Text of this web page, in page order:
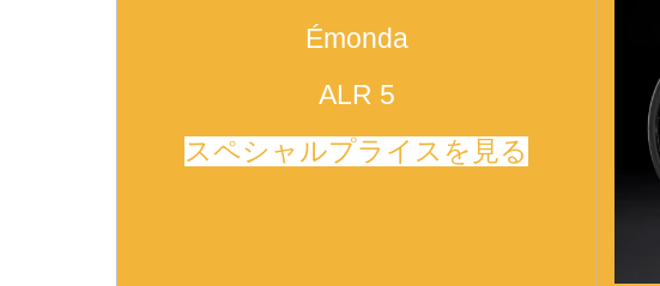
Émonda
ALR 5
スペシャルプライスを見る